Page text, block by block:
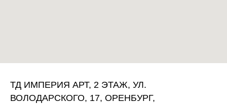
ТД ИМПЕРИЯ АРТ, 2 ЭТАЖ, УЛ.
ВОЛОДАРСКОГО, 17, ОРЕНБУРГ,